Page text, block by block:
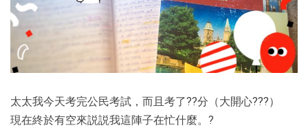
太太我今天考完公民考試，而且考了??分（大開心???）
現在終於有空來説説我這陣子在忙什麼。?